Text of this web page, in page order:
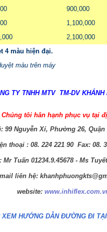
900,000
1,100,000
2,100,000
4 màu hiện đại.
màu trên máy
TY TNHH MTV TM-DV KHÁNH
Chúng tôi hân hạnh phục vụ tại
99 Nguyễn Xí, Phường 26,
thoại : 08. 224 221 90 Fax: 08.
Mr Tuấn 01234.9.45678 - Ms
liên hệ:
website:
XEM HƯỚNG DẪN ĐƯỜNG ĐI